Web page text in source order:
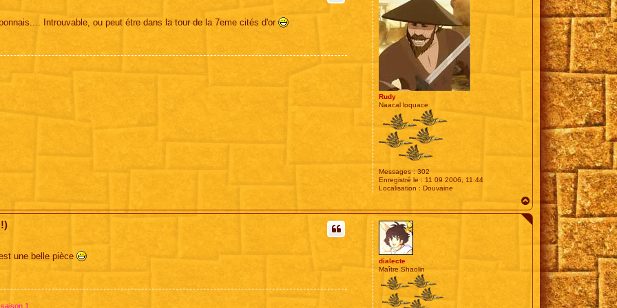
Rudy
Naacal loquace
Messages : 302
Enregistré le : 11 09 2006, 11:44
Localisation : Douvaine
Introuvable, ou peut étre dans la tour de la 7eme cités d'or
a
u
dialecte
Maître Shaolin
une belle pièce
1